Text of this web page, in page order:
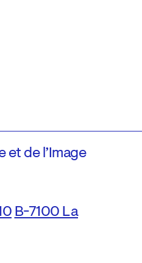
et de l’Image
B-7100 La